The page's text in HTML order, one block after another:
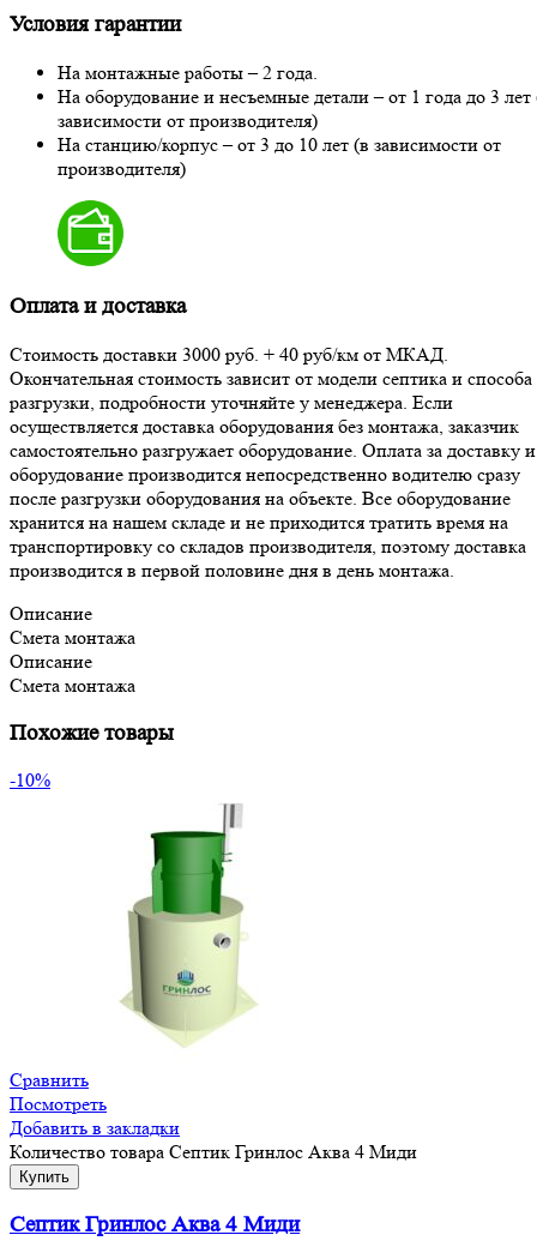
Условия гарантии
На монтажные работы – 2 года.
На оборудование и несъемные детали – от 1 года до 3 лет
зависимости от производителя)
На станцию/корпус – от 3 до 10 лет (в зависимости от
производителя)
Оплата и доставка
Стоимость доставки 3000 руб. + 40 руб/км от МКАД.
Окончательная стоимость зависит от модели септика и способа
разгрузки, подробности уточняйте у менеджера. Если
осуществляется доставка оборудования без монтажа, заказчик
самостоятельно разгружает оборудование. Оплата за доставку и
оборудование производится непосредственно водителю сразу
после разгрузки оборудования на объекте. Все оборудование
хранится на нашем складе и не приходится тратить время на
транспортировку со складов производителя, поэтому доставка
производится в первой половине дня в день монтажа.
Описание
Смета монтажа
Описание
Смета монтажа
Похожие товары
-10%
Сравнить
Посмотреть
Добавить в закладки
Количество товара Септик Гринлос Аква 4 Миди
Купить
Септик Гринлос Аква 4 Миди